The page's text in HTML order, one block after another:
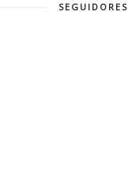
SEGUIDORES